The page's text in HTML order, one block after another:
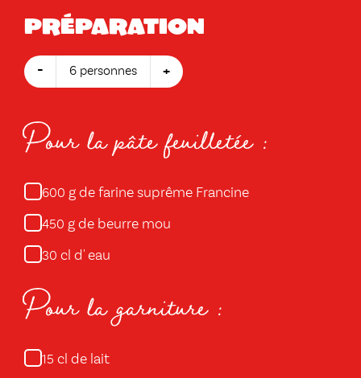
Préparation
- 6 personnes +
Pour la pâte feuilletée :
600 g de farine suprême Francine
450 g de beurre mou
30 cl d' eau
Pour la garniture :
15 cl de lait